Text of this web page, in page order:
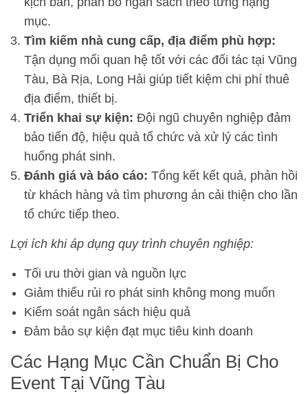
mục.
Tìm kiếm nhà cung cấp, địa điểm phù hợp:
Tận dụng mối quan hệ tốt với các đối tác tại Vũng
Tàu, Bà Rịa, Long Hải giúp tiết kiệm chi phí thuê
địa điểm, thiết bị.
Triển khai sự kiện: Đội ngũ chuyên nghiệp đảm
bảo tiến độ, hiệu quả tổ chức và xử lý các tình
huống phát sinh.
Đánh giá và báo cáo: Tổng kết kết quả, phản hồi
từ khách hàng và tìm phương án cải thiện cho lần
tổ chức tiếp theo.
Lợi ích khi áp dụng quy trình chuyên nghiệp:
Tối ưu thời gian và nguồn lực
Giảm thiểu rủi ro phát sinh không mong muốn
Kiểm soát ngân sách hiệu quả
Đảm bảo sự kiện đạt mục tiêu kinh doanh
Các Hạng Mục Cần Chuẩn Bị Cho
Event Tại Vũng Tàu